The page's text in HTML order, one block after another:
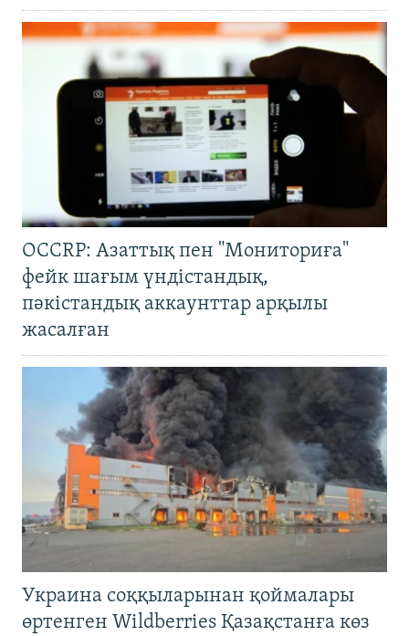
OCCRP: Азаттық пен "Мониториға"
фейк шағым үндістандық,
пәкістандық аккаунттар арқылы
жасалған
Украина соққыларынан қоймалары
өртенген Wildberries Қазақстанға көз